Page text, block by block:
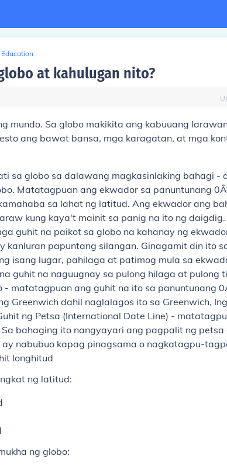
Education
at kahulugan nito?
mundo. Sa globo makikita ang kabuuang
ang bawat bansa, mga karagatan, at mga
sa globo sa dalawang magkasinlaking bahagi -
Matatagpuan ang ekwador sa panuntunang
sa lahat ng latitud. Ang ekwador ang
kung kaya't mainit sa panig na ito ng daigdig.
guhit na paikot sa globo na kahanay ng
kanluran papuntang silangan. Ginagamit din ito
isang lugar, pahilaga at patimog mula sa
guhit na naguugnay sa pulong hilaga at pulong
- matatagpuan ang guhit na ito sa panuntunang
Greenwich dahil naglalagos ito sa Greenwich,
ng Petsa (International Date Line) -
Sa bahaging ito nangyayari ang pagpalit ng petsa
ay nabubuo kapag pinagsama o nagkatagpu-
longhitud
ng latitud:
ng globo: